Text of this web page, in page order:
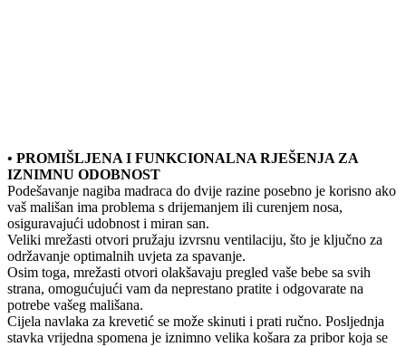
• PROMIŠLJENA I FUNKCIONALNA RJEŠENJA ZA
IZNIMNU ODOBNOST
Podešavanje nagiba madraca do dvije razine posebno je korisno ako
vaš mališan ima problema s drijemanjem ili curenjem nosa,
osiguravajući udobnost i miran san.
Veliki mrežasti otvori pružaju izvrsnu ventilaciju, što je ključno za
održavanje optimalnih uvjeta za spavanje.
Osim toga, mrežasti otvori olakšavaju pregled vaše bebe sa svih
strana, omogućujući vam da neprestano pratite i odgovarate na
potrebe vašeg mališana.
Cijela navlaka za krevetić se može skinuti i prati ručno. Posljednja
stavka vrijedna spomena je iznimno velika košara za pribor koja se